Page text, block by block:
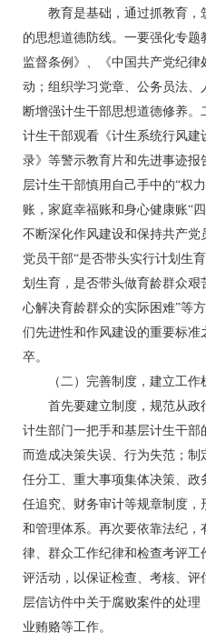
教育是基础，通过抓教育，
的思想道德防线。一要强化专
监督条例》、《中国共产党纪
动；组织学习党章、公务员法
断增强计生干部思想道德修养
计生干部观看《计生系统行风
录》等警示教育片和先进事迹
层计生干部慎用自己手中的“权
账，家庭幸福账和身心健康账“
不断深化作风建设和保持共产
党员干部“是否带头实行计划生
划生育，是否带头做育龄群众
心解决育龄群众的实际困难”等
们先进性和作风建设的重要标
卒。
（二）完善制度，建立工作
首先要建立制度，规范从政
计生部门一把手和基层计生干部
而造成决策失误、行为失范；
任分工、重大事项集体决策、
任追究、财务审计等规章制度
和管理体系。再次要依靠法纪
律、群众工作纪律和检查考评
评活动，以保证检查、考核、
层信访件中关于腐败案件的处
业贿赂等工作。